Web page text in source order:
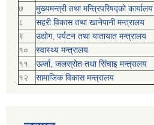
७
मुख्यमन्त्री तथा मन्त्रिपरिषद्को कार्यालय
८
सहरी विकास तथा खानेपानी मन्त्रालय
९
उद्योग, पर्यटन तथा यातायात मन्त्रालय
१०
स्वास्थ्य मन्त्रालय
११
ऊर्जा, जलस्रोत तथा सिंचाइ मन्त्रालय
१२
सामाजिक विकास मन्‍‍त्रालय